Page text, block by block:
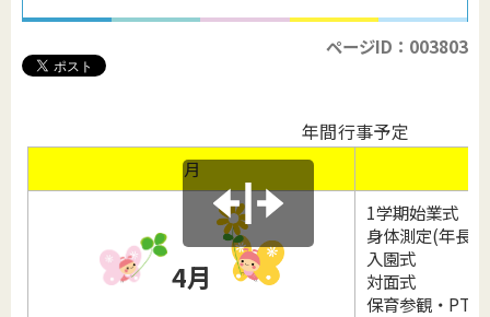
ページID：003803
年間行事予定
月
4月
1学期始業式
身体測定(年長
入園式
対面式
保育参観・PTA